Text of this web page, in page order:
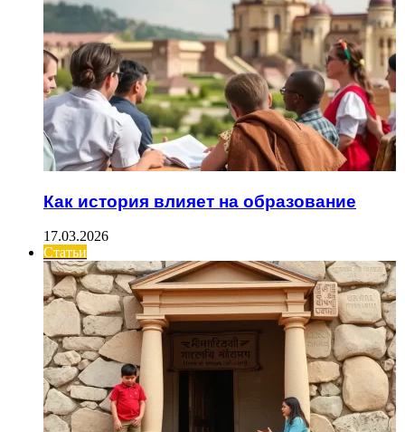
Как история влияет на образование
17.03.2026
Статьи